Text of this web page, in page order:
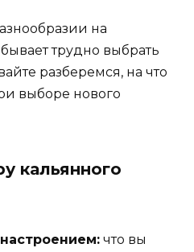
на
трудно выбрать
разберемся, на что
выборе нового
кальянного
что вы